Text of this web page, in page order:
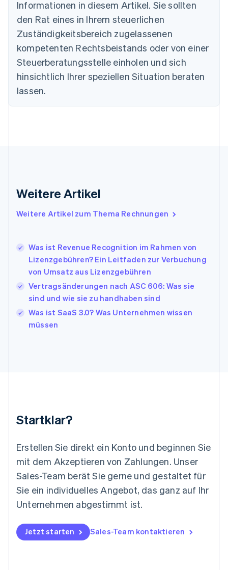
Informationen in diesem Artikel. Sie sollten
den Rat eines in Ihrem steuerlichen
Zuständigkeitsbereich zugelassenen
kompetenten Rechtsbeistands oder von einer
Steuerberatungsstelle einholen und sich
hinsichtlich Ihrer speziellen Situation beraten
lassen.
Weitere Artikel
Weitere Artikel zum Thema Rechnungen
Was ist Revenue Recognition im Rahmen von
Lizenzgebühren? Ein Leitfaden zur Verbuchung
von Umsatz aus Lizenzgebühren
Vertragsänderungen nach ASC 606: Was sie
sind und wie sie zu handhaben sind
Was ist SaaS 3.0? Was Unternehmen wissen
müssen
Startklar?
Erstellen Sie direkt ein Konto und beginnen Sie
mit dem Akzeptieren von Zahlungen. Unser
Sales-Team berät Sie gerne und gestaltet für
Sie ein individuelles Angebot, das ganz auf Ihr
Unternehmen abgestimmt ist.
Jetzt starten Sales-Team kontaktieren
English
Dänemark
Deutschland
DeutschEnglish
Estland
English
Festlandchina
简体中文
EnglishSvenska
English
English
Japan
日本語 English
Kanada
English Français
Kroatien
EnglishItaliano
English
Liechtenstein
English
Español English
Neuseeland
English
Niederlande
Norwegen
English
DeutschEnglish
Polen